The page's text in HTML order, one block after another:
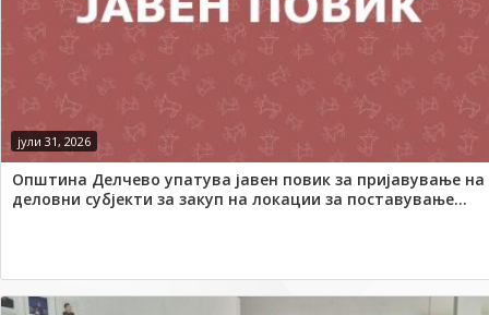
јули 31, 2026
Општина Делчево упатува јавен повик за пријавување на
деловни субјекти за закуп на локации за поставување...